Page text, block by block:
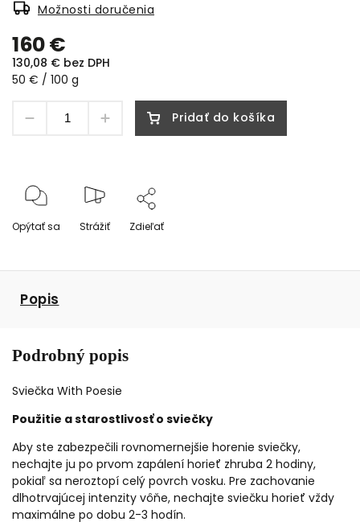
160 €
130,08 € bez DPH
50 € / 100 g
Možnosti doručenia
Pridať do košíka
Opýtať sa Strážiť Zdieľať
Popis
Podrobný popis
Sviečka With Poesie
Použitie a starostlivosť o sviečky
Aby ste zabezpečili rovnomernejšie horenie sviečky,
nechajte ju po prvom zapálení horieť zhruba 2 hodiny,
pokiaľ sa neroztopí celý povrch vosku. Pre zachovanie
dlhotrvajúcej intenzity vôňe, nechajte sviečku horieť vždy
maximálne po dobu 2-3 hodín.